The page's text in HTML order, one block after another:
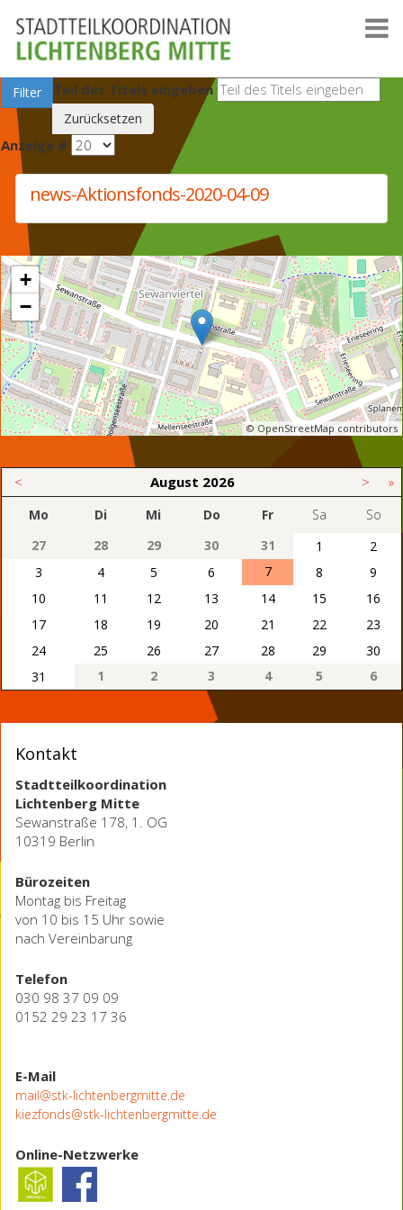
Teil des Titels eingeben
Filter
Zurücksetzen
Anzeige #
news-Aktionsfonds-2020-04-09
+
−
© OpenStreetMap contributors
< August 2026 > »
Mo Di Mi Do Fr Sa
So
27
28 29 30 31 1
2
3
4 5 6 7 8
9
10
11 12 13 14 15
16
17
18 19 20 21 22
23
24
25 26 27 28 29
30
31
1 2 3 4 5 6
Kontakt
Stadtteilkoordination
Lichtenberg Mitte
Sewanstraße 178, 1. OG
10319 Berlin
Bürozeiten
Montag bis Freitag
von 10 bis 15 Uhr sowie
nach Vereinbarung
Telefon
030 98 37 09 09
0152 29 23 17 36
E-Mail
mail@stk-lichtenbergmitte.de
kiezfonds@stk-lichtenbergmitte.de
Online-Netzwerke